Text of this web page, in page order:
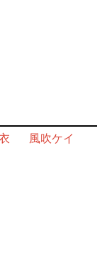
風吹ケイ